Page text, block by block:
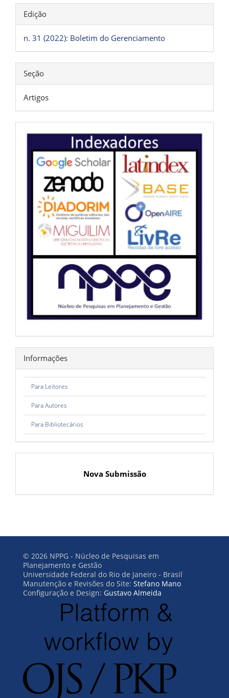
Detalhes
do
artigo
Edição
n. 31 (2022): Boletim do Gerenciamento
Seção
Artigos
Informações
Para Leitores
Para Autores
Para Bibliotecários
Nova Submissão
© 2026 NPPG - Núcleo de Pesquisas em
Planejamento e Gestão
Universidade Federal do Rio de Janeiro - Brasil
Manutenção e Revisões do Site: Stefano Mano
Configuração e Design: Gustavo Almeida